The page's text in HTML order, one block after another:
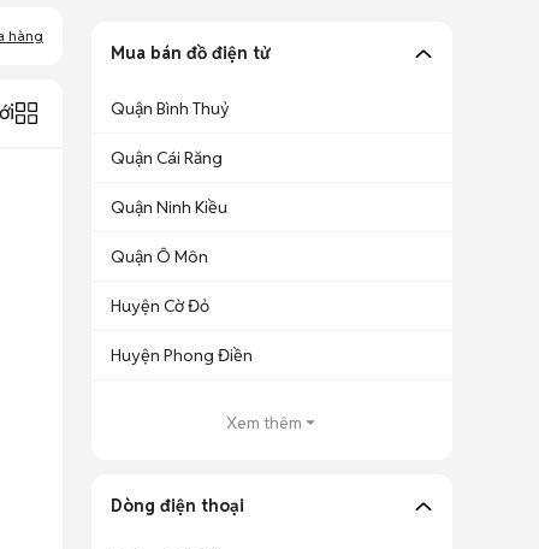
hàng
Mua bán đồ điện tử
Quận Bình Thuỷ
Quận Cái Răng
Quận Ninh Kiều
Quận Ô Môn
Huyện Cờ Đỏ
Huyện Phong Điền
Xem thêm
Dòng điện thoại